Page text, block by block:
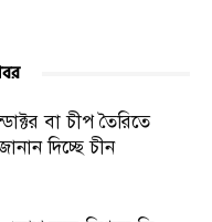
বা চীপ তৈরিতে
দিচ্ছে চীন